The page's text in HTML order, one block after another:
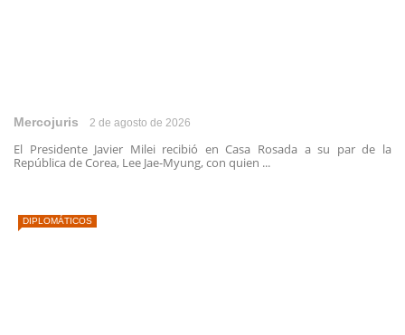
Mercojuris 2 de agosto de 2026
El Presidente Javier Milei recibió en Casa Rosada a su par de la
República de Corea, Lee Jae-Myung, con quien ...
DIPLOMÁTICOS